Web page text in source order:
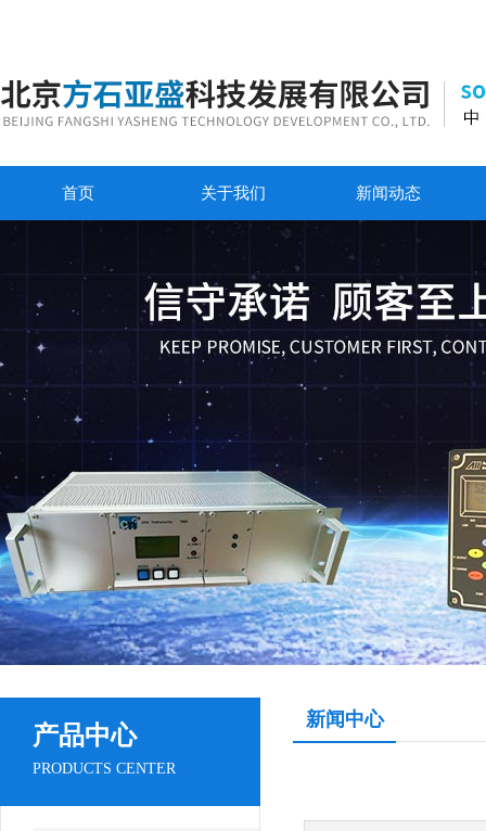
首页 关于我们 新闻动态
产品中心
PRODUCTS CENTER
新闻中心